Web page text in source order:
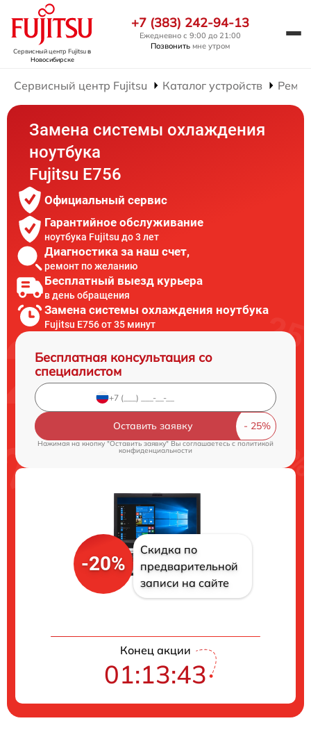
Сервисный центр Fujitsuв
Новосибирске
+7 (383) 242-94-13
Ежедневно с 9:00 до 21:00
Позвонить мне утром
Сервисный центр Fujitsu Каталог устройств
Замена системы охлаждения
ноутбука
Fujitsu E756
Официальный сервис
Гарантийное обслуживание
ноутбука Fujitsu до 3 лет
Диагностика за наш счет,
ремонт по желанию
Бесплатный выезд курьера
в день обращения
Замена системы охлаждения ноутбука
Fujitsu E756 от 35 минут
Бесплатная консультация со
специалистом
Оставить заявку
Нажимая на кнопку "Оставить заявку" Вы соглашаетесь cполитикой
конфиденциальности
-20%
Скидка по
предварительной
записи на сайте
Конец акции
01:13:42